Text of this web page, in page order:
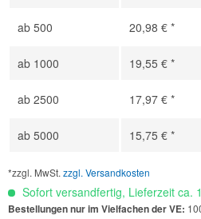
ab 500 20,98 € *
ab 1000 19,55 € *
ab 2500 17,97 € *
ab 5000 15,75 € *
*zzgl. MwSt. zzgl. Versandkosten
Sofort versandfertig, Lieferzeit ca.
Bestellungen nur im Vielfachen der VE: